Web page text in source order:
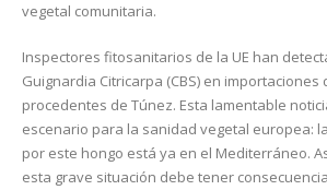
vegetal comunitaria.
Inspectores fitosanitarios de la UE han
Guignardia Citricarpa (CBS) en importaciones
procedentes de Túnez. Esta lamentable
escenario para la sanidad vegetal europea:
por este hongo está ya en el Mediterráneo.
esta grave situación debe tener